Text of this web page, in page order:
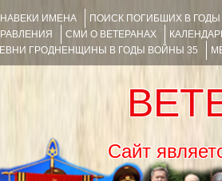
ИМЕНА ПОИСК ПОГИБШИХ В
СМИ О ВЕТЕРАНАХ
ГРОДНЕНЩИНЫ В ГОДЫ ВОЙНЫ 35
Сайт